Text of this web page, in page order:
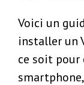
Voici un
installer un
ce soit